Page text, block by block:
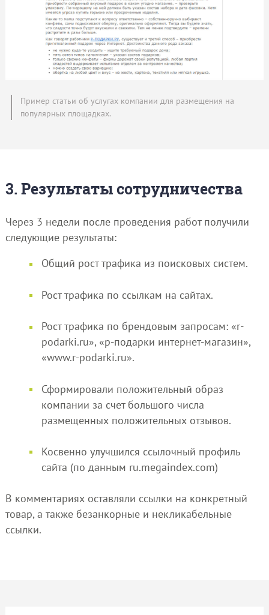
Пример статьи об услугах компании для размещения на
популярных площадках.
3. Результаты сотрудничества
Через 3 недели после проведения работ получили
следующие результаты:
Общий рост трафика из поисковых систем.
Рост трафика по ссылкам на сайтах.
Рост трафика по брендовым запросам: «r-
podarki.ru», «p-подарки интернет-магазин»,
«www.r-podarki.ru».
Сформировали положительный образ
компании за счет большого числа
размещенных положительных отзывов.
Косвенно улучшился ссылочный профиль
сайта (по данным ru.megaindex.com)
В комментариях оставляли ссылки на конкретный
товар, а также безанкорные и некликабельные
ссылки.